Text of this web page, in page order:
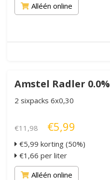
Alléén online
Amstel Radler 0.0%
2 sixpacks 6x0,30
€11,98 €5,99
€5,99 korting (50%)
€1,66 per liter
Alléén online